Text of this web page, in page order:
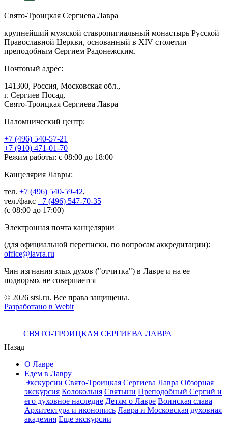
Свято-Троицкая Сергиева Лавра
крупнейший мужской ставропигиальный монастырь Русской
Православной Церкви, основанный в XIV столетии
преподобным Сергием Радонежским.
Почтовый адрес:
141300, Россия, Московская обл.,
г. Сергиев Посад,
Свято-Троицкая Сергиева Лавра
Паломнический центр:
+7 (496) 540-57-21
+7 (910) 471-01-70
Режим работы: с 08:00 до 18:00
Канцелярия Лавры:
тел. +7 (496) 540-59-42,
тел./факс +7 (496) 547-70-35
(с 08:00 до 17:00)
Электронная почта канцелярии
(для официальной переписки, по вопросам аккредитации):
office@lavra.ru
Чин изгнания злых духов ("отчитка") в Лавре и на ее
подворьях не совершается
© 2026 stsl.ru. Все права защищены.
Разработано в Webit
СВЯТО-ТРОИЦКАЯ СЕРГИЕВА ЛАВРА
Назад
О Лавре
Едем в Лавру
Экскурсии Свято-Троицкая Сергиева Лавра Обзорная
экскурсия Колокольня Святыни Преподобный Сергий и
его духовное наследие Детям о Лавре Воинская слава
Архитектура и иконопись Лавра и Московская духовная
академия Еще экскурсии